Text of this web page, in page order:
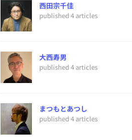
西田宗千佳
published 4 articles
大西寿男
published 4 articles
まつもとあつし
published 4 articles